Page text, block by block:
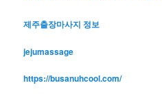
제주출장마사지 정보
jejumassage
https://busanuhcool.com/